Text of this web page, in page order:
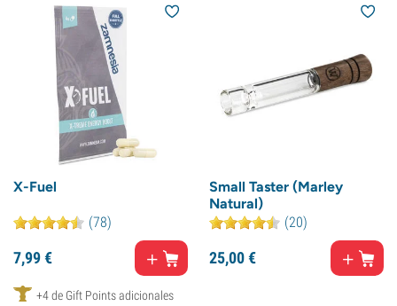
X-Fuel
(78)
7,99€
+4 de Gift Points adicionales
Small Taster (Marley
Natural)
(20)
25,00€